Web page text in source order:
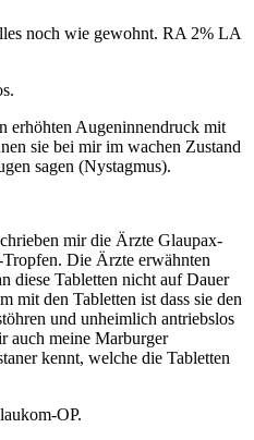
noch wie gewohnt. RA 2% LA
erhöhten Augeninnendruck mit
sie bei mir im wachen Zustand
sagen (Nystagmus).
mir die Ärzte Glaupax-
Die Ärzte erwähnten
diese Tabletten nicht auf Dauer
mit den Tabletten ist dass sie den
und unheimlich antriebslos
auch meine Marburger
kennt, welche die Tabletten
OP.